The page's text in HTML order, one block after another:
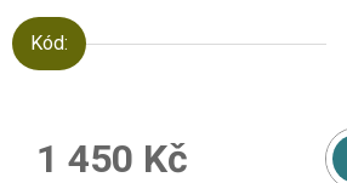
Kód:
1 450 Kč